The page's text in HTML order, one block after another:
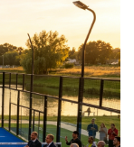
ίνες άνθρακα.